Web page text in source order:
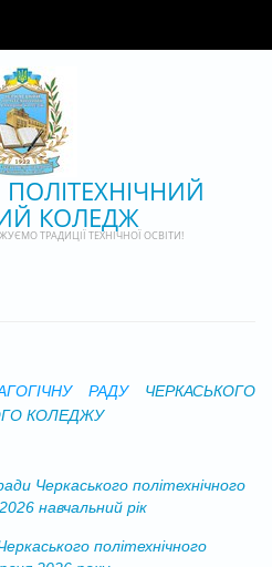
КОЛЕДЖ
ТРАДИЦІЇ ТЕХНІЧНОЇ ОСВІТИ!
РАДУЧЕРКАСЬКОГО
КОЛЕДЖУ
Черкаського політехнічного
навчальний рік
політехнічного